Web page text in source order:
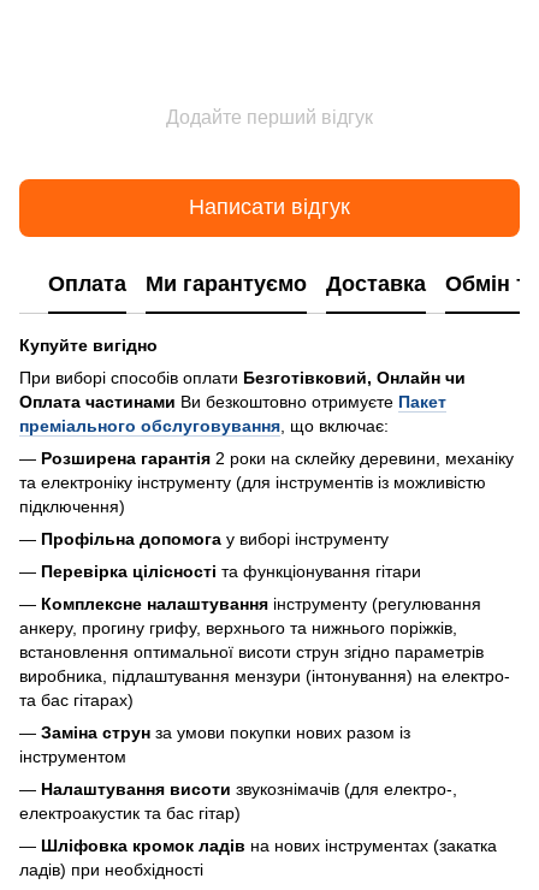
Додайте перший відгук
Написати відгук
Оплата Ми гарантуємо Доставка Обмін
Купуйте вигідно
При виборі способів оплати Безготівковий, Онлайн чи
Оплата частинами Ви безкоштовно отримуєте Пакет
преміального обслуговування , що включає:
— Розширена гарантія 2 роки на склейку деревини, механіку
та електроніку інструменту (для інструментів із можливістю
підключення)
— Профільна допомога у виборі інструменту
— Перевірка цілісності та функціонування гітари
— Комплексне налаштування інструменту (регулювання
анкеру, прогину грифу, верхнього та нижнього поріжків,
встановлення оптимальної висоти струн згідно параметрів
виробника, підлаштування мензури (інтонування) на електро-
та бас гітарах)
— Заміна струн за умови покупки нових разом із
інструментом
— Налаштування висоти звукознімачів (для електро-,
електроакустик та бас гітар)
— Шліфовка кромок ладів на нових інструментах (закатка
ладів) при необхідності